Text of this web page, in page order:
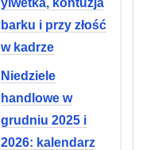
ylwetka, kontuzja
barku i przy złość
w kadrze
Niedziele
handlowe w
grudniu 2025 i
2026: kalendarz